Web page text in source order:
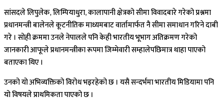
सांसदले लिपुलेक, लिम्पियाधुरा, कालापानी क्षेत्रको सीमा विवादबारे गरेको प्रश्नमा
प्रधानमन्त्री बालेनले कूटनीतिक माध्यमबाट वार्तामार्फत नै सीमा समाधान गरिने दाबी
गरे । सोही क्रममा उनले नेपालले पनि केही भारतीय भूभाग अतिक्रमण गरेको
जानकारी आफूले प्रधानमन्त्रीका रूपमा जिम्मेवारी सम्हालेपछिमात्र थाहा पाएको
बताएका थिए ।
उनको यो अभिव्यक्तिको विरोध भइरहेको छ । यसै सन्दर्भमा भारतीय मिडियामा पनि
यो विषयले प्राथमिकता पाएको छ ।